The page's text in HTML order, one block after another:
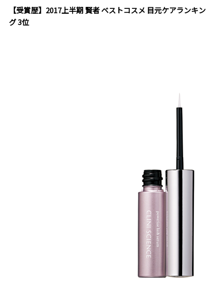
【受賞歴】2017上半期 賢者 ベストコスメ 目元ケアランキン
グ 3位